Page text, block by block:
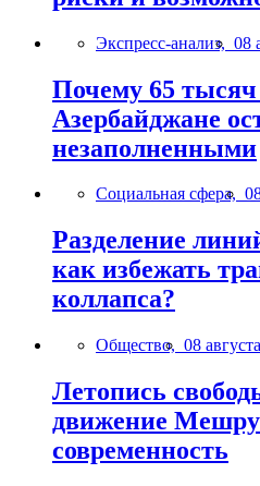
Экспресс-анализ, 08
Почему 65
Азербайджане
незаполненными
Социальная сфера,
Разделение
как избежать
коллапса?
Общество, 08
Летопись
движение
современность